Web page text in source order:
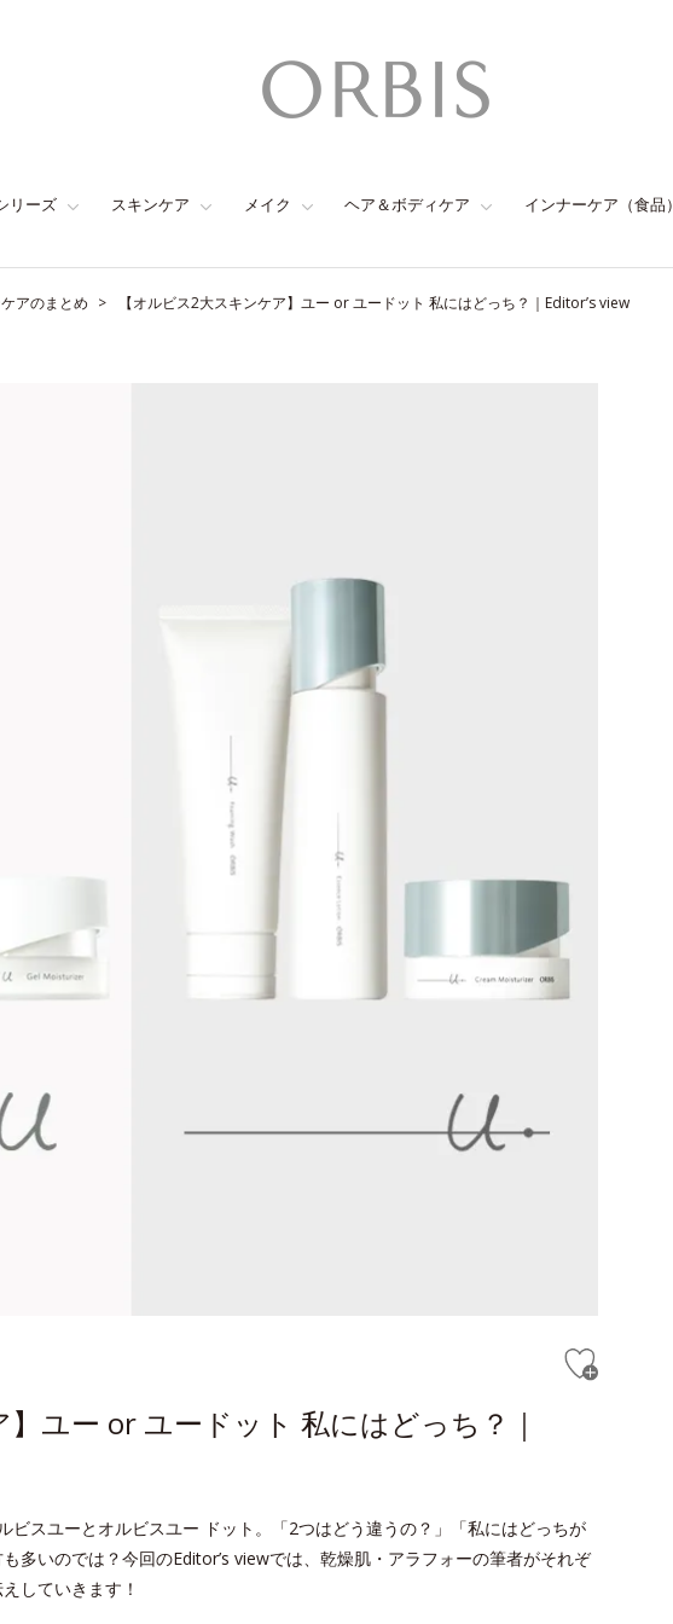
リーズ スキンケア メイク ヘア＆ボディケア インナーケア（食品）
アのまとめ 【オルビス2大スキンケア】ユー or ユードット 私にはどっち？｜Editor’s view
】ユー or ユードット 私にはどっち？｜
ビスユーとオルビスユー ドット。「2つはどう違うの？」「私にはどっちが
多いのでは？今回のEditor’s viewでは、乾燥肌・アラフォーの筆者がそれぞ
していきます！